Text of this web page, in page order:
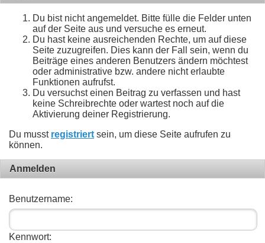
Du bist nicht angemeldet. Bitte fülle die Felder unten
auf der Seite aus und versuche es erneut.
Du hast keine ausreichenden Rechte, um auf diese
Seite zuzugreifen. Dies kann der Fall sein, wenn du
Beiträge eines anderen Benutzers ändern möchtest
oder administrative bzw. andere nicht erlaubte
Funktionen aufrufst.
Du versuchst einen Beitrag zu verfassen und hast
keine Schreibrechte oder wartest noch auf die
Aktivierung deiner Registrierung.
Du musst registriert sein, um diese Seite aufrufen zu
können.
Anmelden
Benutzername:
Kennwort: